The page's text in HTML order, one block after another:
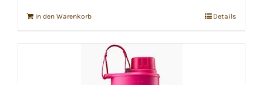
In den Warenkorb Details